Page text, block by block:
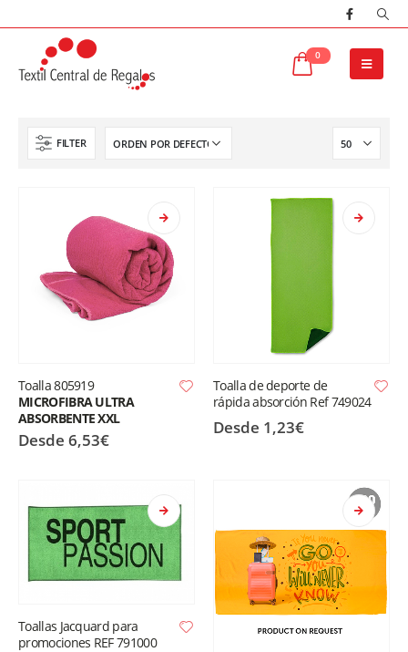
0
FILTER
Toalla 805919
MICROFIBRA ULTRA
ABSORBENTE XXL
Desde 6,53€
Toalla de deporte de
rápida absorción Ref 749024
Desde 1,23€
Toallas Jacquard para
promociones REF 791000